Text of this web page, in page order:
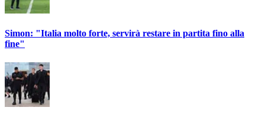
Simon: "Italia molto forte, servirà restare in partita fino alla
fine"